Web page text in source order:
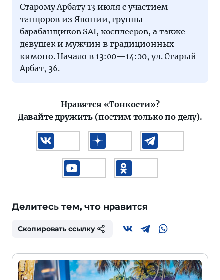
Старому Арбату 13 июля с участием
танцоров из Японии, группы
барабанщиков SAI, косплееров, а также
девушек и мужчин в традиционных
кимоно. Начало в 13:00—14:00, ул. Старый
Арбат, 36.
Нравятся «Тонкости»?
Давайте дружить (постим только по делу).
Делитесь тем, что нравится
Скопировать ссылку